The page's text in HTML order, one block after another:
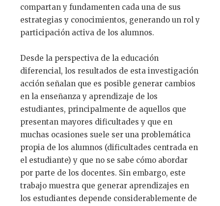
compartan y fundamenten cada una de sus
estrategias y conocimientos, generando un rol y
participación activa de los alumnos.
Desde la perspectiva de la educación
diferencial, los resultados de esta investigación
acción señalan que es posible generar cambios
en la enseñanza y aprendizaje de los
estudiantes, principalmente de aquellos que
presentan mayores dificultades y que en
muchas ocasiones suele ser una problemática
propia de los alumnos (dificultades centrada en
el estudiante) y que no se sabe cómo abordar
por parte de los docentes. Sin embargo, este
trabajo muestra que generar aprendizajes en
los estudiantes depende considerablemente de